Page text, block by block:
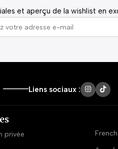
et aperçu de la wishlist en
Liens sociaux :
privée